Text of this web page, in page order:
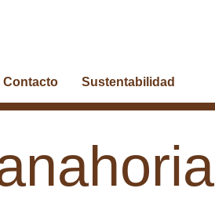
Contacto Sustentabilidad